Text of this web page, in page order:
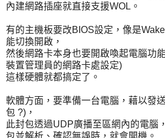
內建網路插座就直接支援WOL。
有的主機板要改BIOS設定，像是
能切換開啟，
然後網路卡本身也要開啟喚起電腦功
裝置管理員的網路卡處設定)
這樣硬體就都搞定了。
軟體方面，要準備一台電腦，藉以發
包 ?)，
此封包透過UDP廣播至區網內的電腦
包並解析、確認無誤時，就會開機。